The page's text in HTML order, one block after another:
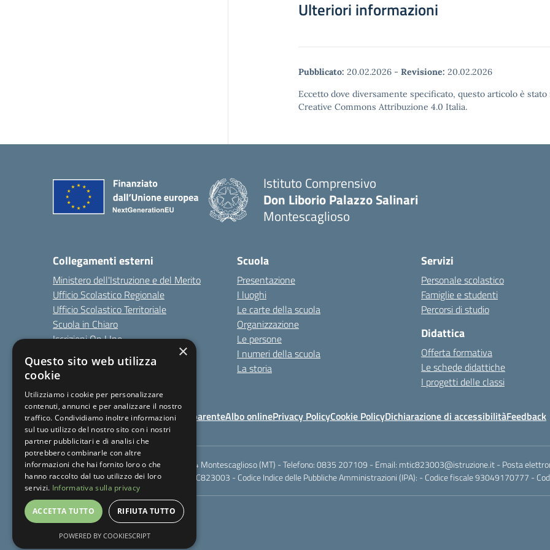
Ulteriori informazioni
Pubblicato: 20.02.2026 - Revisione: 20.02.2026
Eccetto dove diversamente specificato, questo articolo è
Creative Commons Attribuzione 4.0 Italia.
Istituto Comprensivo
Don Liborio Palazzo Salinari
Montescaglioso
Collegamenti esterni
Ministero dell'Istruzione e del Merito
Ufficio Scolastico Regionale
Ufficio Scolastico Territoriale
Scuola in Chiaro
Iscrizioni On LIne
Invalsi
Comune
Scuola
Presentazione
I luoghi
Le carte della scuola
Organizzazione
Le persone
I numeri della scuola
La storia
Servizi
Personale scolastico
Famiglie e studenti
Percorsi di studio
Didattica
Offerta formativa
Le schede didattiche
I progetti delle classi
Note LegaliAmministrazione TrasparenteAlbo onlinePrivacy PolicyCookie PolicyDichiarazione di accessibilitàFeedback
Rione Marco Polo, snc - 75024 Montescaglioso (MT) - Telefono:0835 207109 - Email: mtic823003@istruzione.it- Posta
Codice meccanografico: MTIC823003 - Codice Indice delle Pubbliche Amministrazioni (IPA): - Codice fiscale 93049170777 -
×
Questo sito web utilizza
cookie
Utilizziamo i cookie per personalizzare
contenuti, annunci e per analizzare il nostro
traffico. Condividiamo inoltre informazioni
sul tuo utilizzo del nostro sito con i nostri
partner pubblicitari e di analisi che
potrebbero combinarle con altre
informazioni che hai fornito loro o che
hanno raccolto dal tuo utilizzo dei loro
servizi. Informativa sulla privacy
ACCETTA TUTTO RIFIUTA TUTTO
POWERED BY COOKIESCRIPT